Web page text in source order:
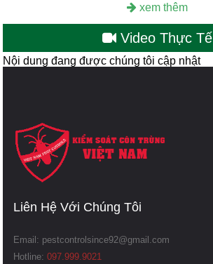
xem thêm
Video Thực Tế
Nội dung đang được chúng tôi cập nhật
Liên Hệ Với Chúng Tôi
Email: pestcontrolsince92@gmail.com
Hotline:097.999.9021